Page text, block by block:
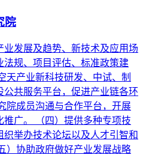
院
业发展及趋势、新技术及应用场
规、项目评估、标准政策建
天产业新科技研发、中试、制
共服务平台，促进产业链各环
院成员沟通与合作平台，开展
广。 （四）提供多种专项技
举办技术论坛以及人才引智和
）协助政府做好产业发展战略